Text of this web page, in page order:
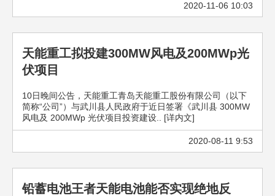
2020-11-06 10:03
天能重工拟投建300MW风电及200MWp光
伏项目
10日晚间公告，天能重工青岛天能重工股份有限公司（以下
简称“公司”）与武川县人民政府于近日签署《武川县 300MW
风电及 200MWp 光伏项目投资建设.. [详内文]
2020-08-11 9:53
铅蓄电池王者天能电池能否实现绝地反